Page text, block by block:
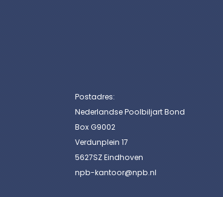
Postadres:
Nederlandse Poolbiljart Bond
Box G9002
Verdunplein 17
5627SZ Eindhoven
npb-kantoor@npb.nl